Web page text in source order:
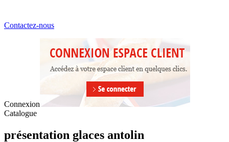
Contactez-nous
Connexion
Catalogue
présentation glaces antolin